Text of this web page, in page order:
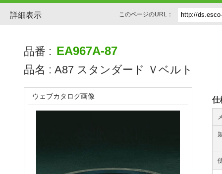
詳細表示 このページのURL：
品番 : EA967A-87
品名 : A87 スタンダード Ｖベルト
仕
ウェブカタログ画像